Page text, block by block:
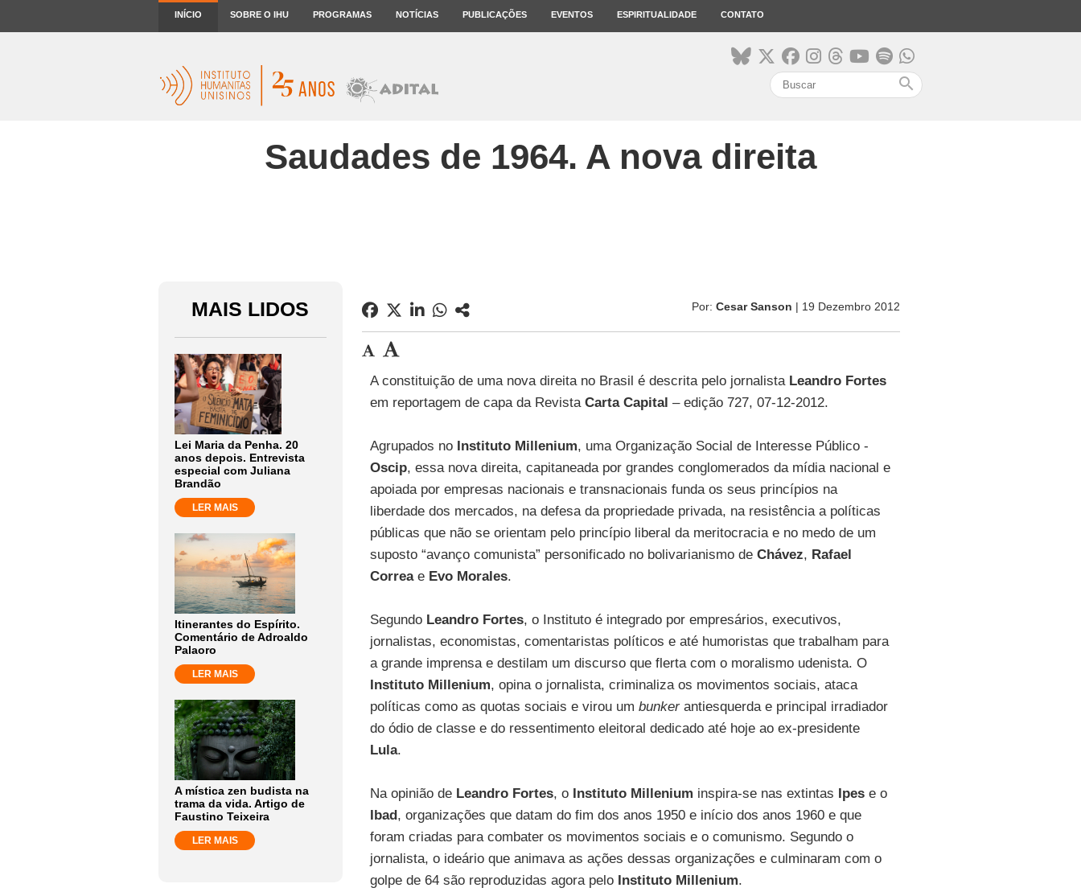
INÍCIO SOBRE O IHU PROGRAMAS NOTÍCIAS PUBLICAÇÕES EVENTOS ESPIRITUALIDADE CONTATO
search
Saudades de 1964. A nova direita
MAIS LIDOS
Lei Maria da Penha. 20
anos depois. Entrevista
especial com Juliana
Brandão
LER MAIS
Itinerantes do Espírito.
Comentário de Adroaldo
Palaoro
LER MAIS
A mística zen budista na
trama da vida. Artigo de
Faustino Teixeira
LER MAIS
Por: Cesar Sanson | 19 Dezembro 2012
A constituição de uma nova direita no Brasil é descrita pelo jornalista Leandro Fortes
em reportagem de capa da Revista Carta Capital – edição 727, 07-12-2012.
Agrupados no Instituto Millenium, uma Organização Social de Interesse Público -
Oscip, essa nova direita, capitaneada por grandes conglomerados da mídia nacional e
apoiada por empresas nacionais e transnacionais funda os seus princípios na
liberdade dos mercados, na defesa da propriedade privada, na resistência a políticas
públicas que não se orientam pelo princípio liberal da meritocracia e no medo de um
suposto “avanço comunista” personificado no bolivarianismo de Chávez, Rafael
Correae Evo Morales.
Segundo Leandro Fortes, o Instituto é integrado por empresários, executivos,
jornalistas, economistas, comentaristas políticos e até humoristas que trabalham para
a grande imprensa e destilam um discurso que flerta com o moralismo udenista. O
Instituto Millenium, opina o jornalista, criminaliza os movimentos sociais, ataca
políticas como as quotas sociais e virou um bunker antiesquerda e principal irradiador
do ódio de classe e do ressentimento eleitoral dedicado até hoje ao ex-presidente
Lula.
Na opinião de Leandro Fortes, o Instituto Millenium inspira-se nas extintas Ipes e o
Ibad, organizações que datam do fim dos anos 1950 e início dos anos 1960 e que
foram criadas para combater os movimentos sociais e o comunismo. Segundo o
jornalista, o ideário que animava as ações dessas organizações e culminaram com o
golpe de 64 são reproduzidas agora pelo Instituto Millenium.